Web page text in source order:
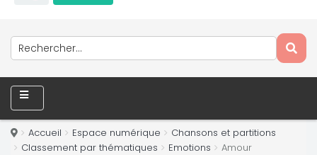
Accueil Espace numérique
Chansons et partitions
Classement par thématiques
Emotions Amour